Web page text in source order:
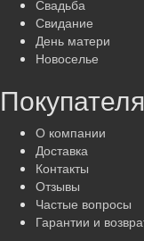
Свадьба
Свидание
День матери
Новоселье
О компании
Доставка
Контакты
Отзывы
Частые вопросы
Гарантии и